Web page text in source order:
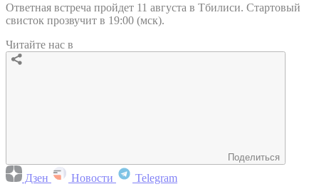
Ответная встреча пройдет 11 августа в Тбилиси. Стартовый
свисток прозвучит в 19:00 (мск).
Читайте нас в
Поделиться
Дзен Новости Telegram